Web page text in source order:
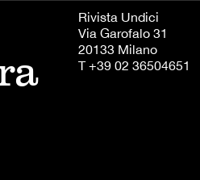
Rivista Undici
Via Garofalo 31
20133 Milano
T +39 02 36504651